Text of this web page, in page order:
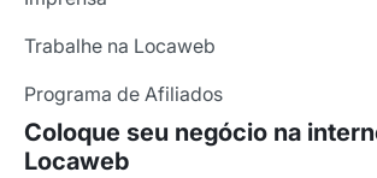
Trabalhe na Locaweb
Programa de Afiliados
Coloque seu negócio na
Locaweb